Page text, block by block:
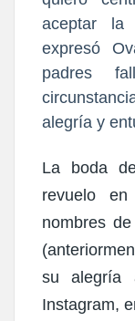
aceptar la
expresó
padres
alegría y
La boda
revuelo
nombres
su alegría
Instagram,